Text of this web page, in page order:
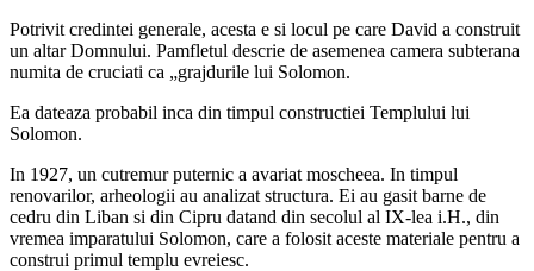
Potrivit credintei generale, acesta e si locul pe care David a construit
un altar Domnului. Pamfletul descrie de asemenea camera subterana
numita de cruciati ca „grajdurile lui Solomon.
Ea dateaza probabil inca din timpul constructiei Templului lui
Solomon.
In 1927, un cutremur puternic a avariat moscheea. In timpul
renovarilor, arheologii au analizat structura. Ei au gasit barne de
cedru din Liban si din Cipru datand din secolul al IX-lea i.H., din
vremea imparatului Solomon, care a folosit aceste materiale pentru a
construi primul templu evreiesc.